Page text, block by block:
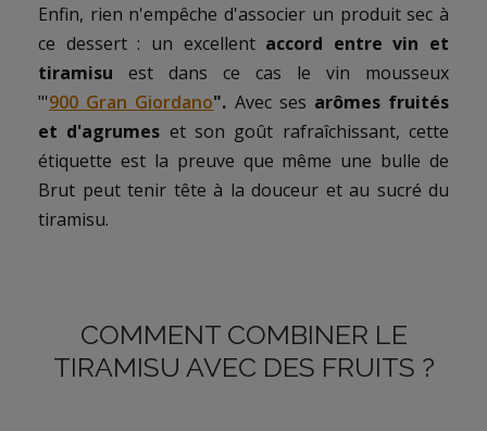
Enfin, rien n'empêche d'associer un produit sec à
ce dessert : un excellent accord entre vin et
tiramisu est dans ce cas le vin mousseux
"'900 Gran Giordano". Avec ses arômes fruités
et d'agrumes et son goût rafraîchissant, cette
étiquette est la preuve que même une bulle de
Brut peut tenir tête à la douceur et au sucré du
tiramisu.
COMMENT COMBINER LE
TIRAMISU AVEC DES FRUITS ?